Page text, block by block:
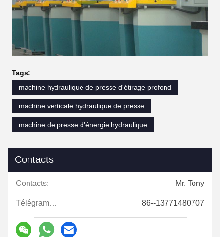
Tags:
machine hydraulique de presse d'étirage profond
machine verticale hydraulique de presse
machine de presse d'énergie hydraulique
Contacts
Contacts: Mr. Tony
Télégramme: 86--13771480707